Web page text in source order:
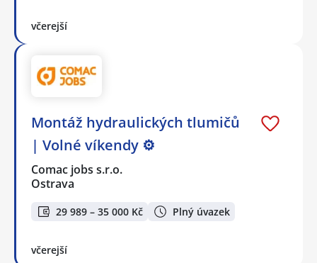
včerejší
Montáž hydraulických tlumičů
| Volné víkendy ⚙️
Comac jobs s.r.o.
Ostrava
29 989 – 35 000 Kč Plný úvazek
včerejší